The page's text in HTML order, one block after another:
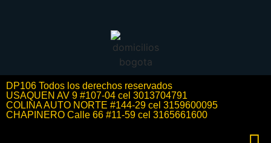
DP106 Todos los derechos reservados
USAQUEN AV 9 #107-04 cel 3013704791
COLINA AUTO NORTE #144-29 cel 3159600095
CHAPINERO Calle 66 #11-59 cel 3165661600